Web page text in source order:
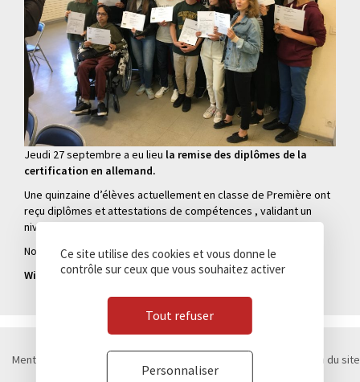
Jeudi 27 septembre a eu lieu la remise des diplômes de la
certification en allemand.
Une quinzaine d’élèves actuellement en classe de Première ont
reçu diplômes et attestations de compétences , validant un
niveau A2 ou B1.
Nous les félicitons !
Wir gratulieren ihnen !
Mentions légales
Plan du site
Contact
Marchés publics
Ce site utilise des cookies et vous donne le
contrôle sur ceux que vous souhaitez activer
Tout refuser
Personnaliser